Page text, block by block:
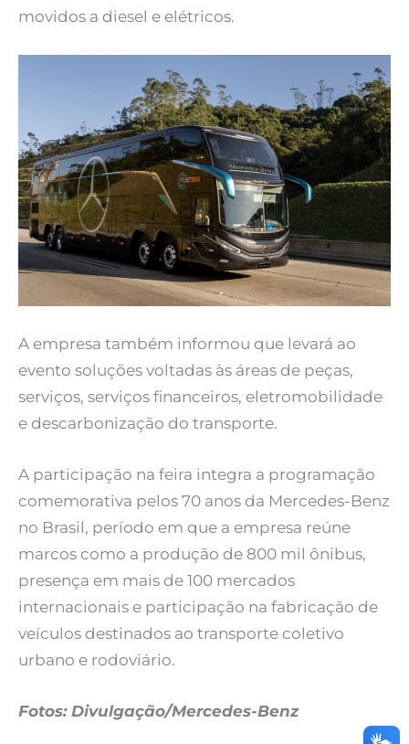
movidos a diesel e elétricos.
A empresa também informou que levará ao
evento soluções voltadas às áreas de peças,
serviços, serviços financeiros, eletromobilidade
e descarbonização do transporte.
A participação na feira integra a programação
comemorativa pelos 70 anos da Mercedes-Benz
no Brasil, período em que a empresa reúne
marcos como a produção de 800 mil ônibus,
presença em mais de 100 mercados
internacionais e participação na fabricação de
veículos destinados ao transporte coletivo
urbano e rodoviário.
Fotos: Divulgação/Mercedes-Benz